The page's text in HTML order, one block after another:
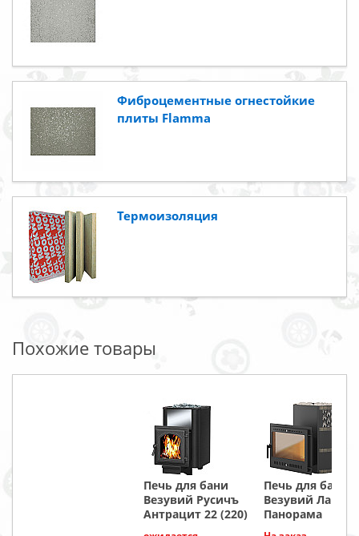
Фиброцементные огнестойкие
плиты Flamma
Термоизоляция
Похожие товары
Печь для бани
Везувий Русичъ
Антрацит 22 (220)
Печь для бани
Везувий Лава
Панорама